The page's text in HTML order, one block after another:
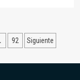
92 Siguiente